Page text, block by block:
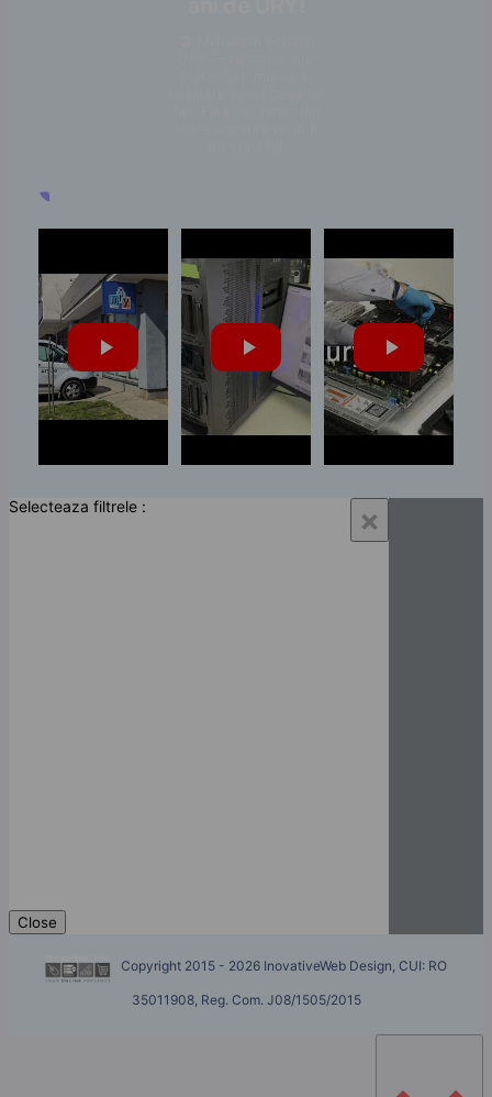
×
Selecteaza filtrele :
Close
Copyright 2015 - 2026 InovativeWeb Design, CUI: RO
35011908, Reg. Com. J08/1505/2015